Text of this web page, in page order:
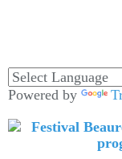
Powered by